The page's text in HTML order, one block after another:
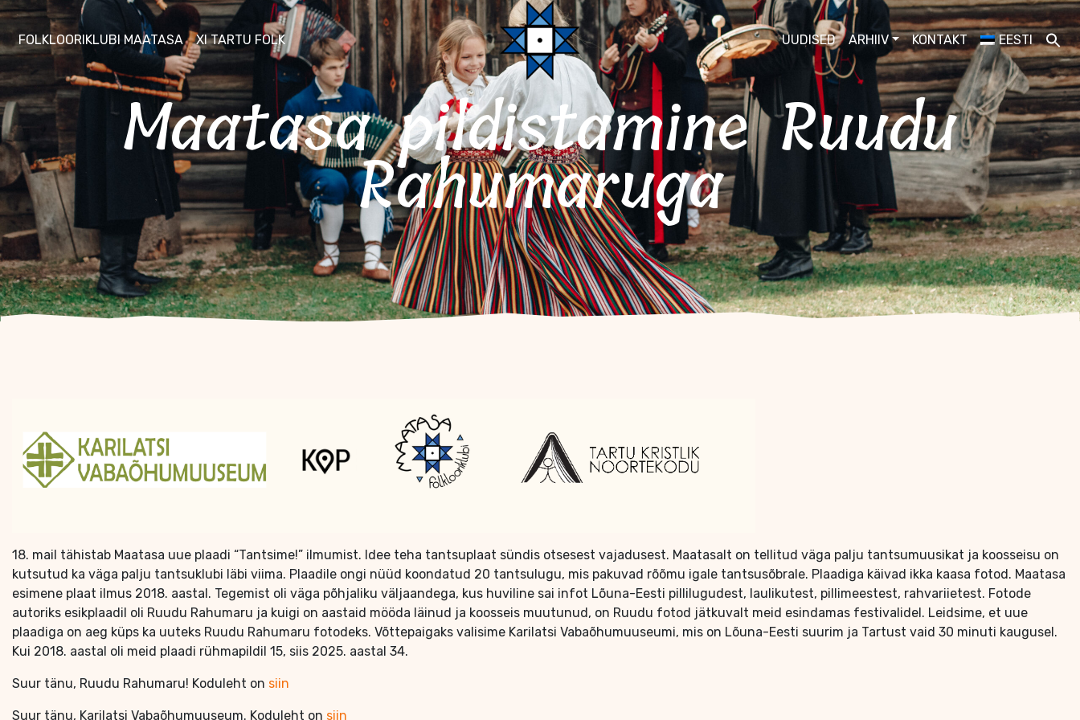
FOLKLOORIKLUBI MAATASA XI TARTU FOLK UUDISED ARHIIV KONTAKT EESTI
Maatasa pildistamine Ruudu
Rahumaruga
18. mail tähistab Maatasa uue plaadi “Tantsime!” ilmumist. Idee teha tantsuplaat sündis otsesest vajadusest. Maatasalt on tellitud väga palju tantsumuusikat ja koosseisu on
kutsutud ka väga palju tantsuklubi läbi viima. Plaadile ongi nüüd koondatud 20 tantsulugu, mis pakuvad rõõmu igale tantsusõbrale. Plaadiga käivad ikka kaasa fotod. Maatasa
esimene plaat ilmus 2018. aastal. Tegemist oli väga põhjaliku väljaandega, kus huviline sai infot Lõuna-Eesti pillilugudest, laulikutest, pillimeestest, rahvariietest. Fotode
autoriks esikplaadil oli Ruudu Rahumaru ja kuigi on aastaid mööda läinud ja koosseis muutunud, on Ruudu fotod jätkuvalt meid esindamas festivalidel. Leidsime, et uue
plaadiga on aeg küps ka uuteks Ruudu Rahumaru fotodeks. Võttepaigaks valisime Karilatsi Vabaõhumuuseumi, mis on Lõuna-Eesti suurim ja Tartust vaid 30 minuti kaugusel.
Kui 2018. aastal oli meid plaadi rühmapildil 15, siis 2025. aastal 34.
Suur tänu, Ruudu Rahumaru! Koduleht on siin
Suur tänu, Karilatsi Vabaõhumuuseum. Koduleht on siin